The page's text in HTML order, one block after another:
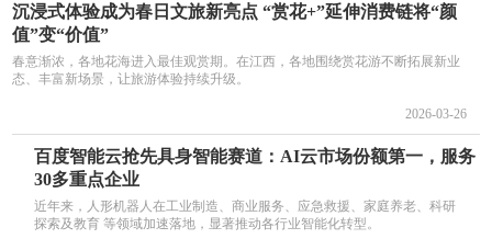
沉浸式体验成为春日文旅新亮点 “赏花+”延伸消费链将“颜
值”变“价值”
春意渐浓，各地花海进入最佳观赏期。在江西，各地围绕赏花游不断拓展新业
态、丰富新场景，让旅游体验持续升级。
2026-03-26
百度智能云抢先具身智能赛道：AI云市场份额第一，服务
30多重点企业
近年来，人形机器人在工业制造、商业服务、应急救援、家庭养老、科研
探索及教育 等领域加速落地，显著推动各行业智能化转型。